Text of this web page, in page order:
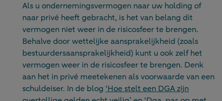
Als u ondernemingsvermogen naar uw holding of
naar privé heeft gebracht, is het van belang dit
vermogen niet weer in de risicosfeer te brengen.
Behalve door wettelijke aansprakelijkheid (zoals
bestuurdersaansprakelijkheid) kunt u ook zelf het
vermogen weer in de risicosfeer te brengen. Denk
aan het in privé meetekenen als voorwaarde van een
schuldeiser. In de blog ‘Hoe stelt een DGA zijn